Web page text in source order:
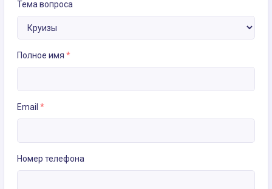
Тема вопроса
Полное имя *
Email *
Номер телефона